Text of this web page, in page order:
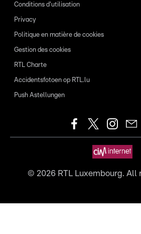
Conditions d'utilisation
Privacy
Politique en matière de cookies
Gestion des cookies
RTL Charte
Accidentsfotoen op RTL.lu
Push Astellungen
© 2026RTL Luxembourg. All